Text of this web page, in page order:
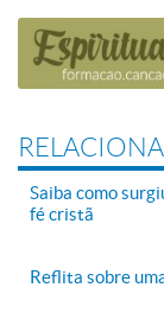
Saiba como
fé cristã
Reflita sobre